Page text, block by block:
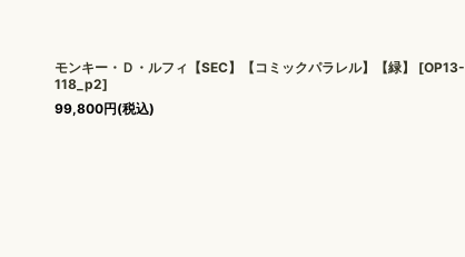
モンキー・Ｄ・ルフィ【SEC】【コミックパラレル】【緑】 [OP13-
118_p2]
99,800円(税込)